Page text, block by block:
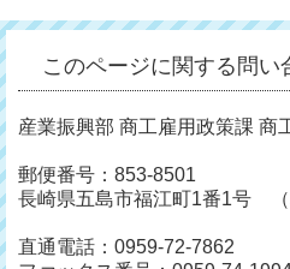
このページに関する問い
産業振興部 商工雇用政策課 商
郵便番号：853-8501
長崎県五島市福江町1番1号 （
直通電話：0959-72-7862